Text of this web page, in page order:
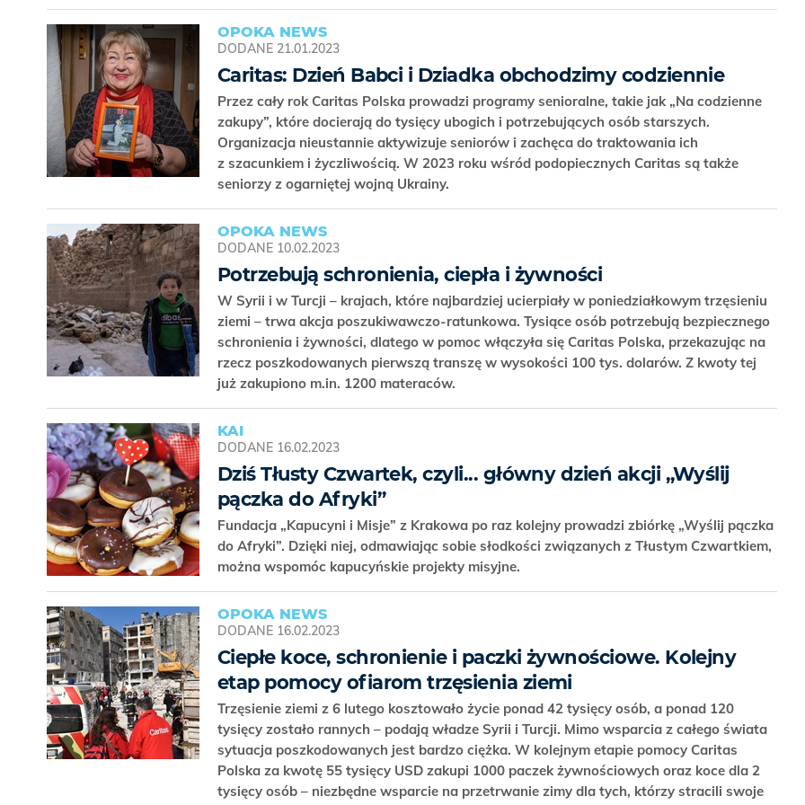
OPOKA NEWS
DODANE 21.01.2023
Caritas: Dzień Babci i Dziadka obchodzimy codziennie
Przez cały rok Caritas Polska prowadzi programy senioralne, takie jak „Na codzienne
zakupy”, które docierają do tysięcy ubogich i potrzebujących osób starszych.
Organizacja nieustannie aktywizuje seniorów i zachęca do traktowania ich
z szacunkiem i życzliwością. W 2023 roku wśród podopiecznych Caritas są także
seniorzy z ogarniętej wojną Ukrainy.
OPOKA NEWS
DODANE 10.02.2023
Potrzebują schronienia, ciepła i żywności
W Syrii i w Turcji – krajach, które najbardziej ucierpiały w poniedziałkowym trzęsieniu
ziemi – trwa akcja poszukiwawczo-ratunkowa. Tysiące osób potrzebują bezpiecznego
schronienia i żywności, dlatego w pomoc włączyła się Caritas Polska, przekazując na
rzecz poszkodowanych pierwszą transzę w wysokości 100 tys. dolarów. Z kwoty tej
już zakupiono m.in. 1200 materaców.
KAI
DODANE 16.02.2023
Dziś Tłusty Czwartek, czyli... główny dzień akcji „Wyślij
pączka do Afryki”
Fundacja „Kapucyni i Misje” z Krakowa po raz kolejny prowadzi zbiórkę „Wyślij pączka
do Afryki”. Dzięki niej, odmawiając sobie słodkości związanych z Tłustym Czwartkiem,
można wspomóc kapucyńskie projekty misyjne.
OPOKA NEWS
DODANE 16.02.2023
Ciepłe koce, schronienie i paczki żywnościowe. Kolejny
etap pomocy ofiarom trzęsienia ziemi
Trzęsienie ziemi z 6 lutego kosztowało życie ponad 42 tysięcy osób, a ponad 120
tysięcy zostało rannych – podają władze Syrii i Turcji. Mimo wsparcia z całego świata
sytuacja poszkodowanych jest bardzo ciężka. W kolejnym etapie pomocy Caritas
Polska za kwotę 55 tysięcy USD zakupi 1000 paczek żywnościowych oraz koce dla 2
tysięcy osób – niezbędne wsparcie na przetrwanie zimy dla tych, którzy stracili swoje